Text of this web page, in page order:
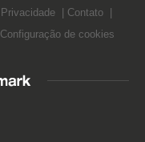
Contato
Configuração de cookies